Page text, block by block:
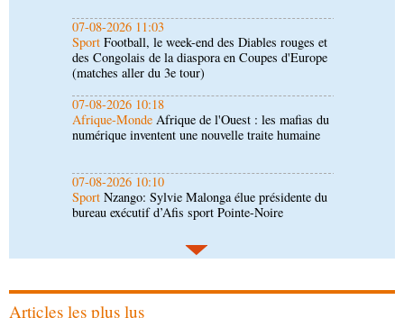
07-08-2026 10:18
Afrique-MondeAfrique de l'Ouest : les mafias du
numérique inventent une nouvelle traite humaine
07-08-2026 10:10
SportNzango: Sylvie Malonga élue présidente du
bureau exécutif d’Afis sport Pointe-Noire
06-08-2026 16:30
SociétéDiaspora : rencontre des Congolais de
l'étranger à Brazzaville
06-08-2026 15:30
lance la deuxième édition de la Grande foire
agricole du Congo
Articles les plus lus